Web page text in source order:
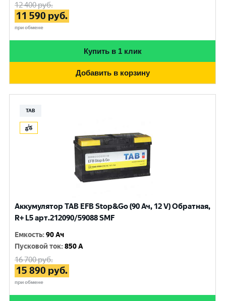
12 400руб.
11 590 руб.
при обмене
Купить в 1 клик
Добавить в корзину
TAB
Аккумулятор TAB EFB Stop&Go (90 Ач, 12 V) Обратная,
R+ L5 арт.212090/59088 SMF
Емкость:90 Ач
Пусковой ток:850 A
16 700руб.
15 890 руб.
при обмене